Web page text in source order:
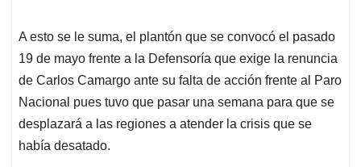
A esto se le suma, el plantón que se convocó el pasado
19 de mayo frente a la Defensoría que exige la renuncia
de Carlos Camargo ante su falta de acción frente al Paro
Nacional pues tuvo que pasar una semana para que se
desplazará a las regiones a atender la crisis que se
había desatado.